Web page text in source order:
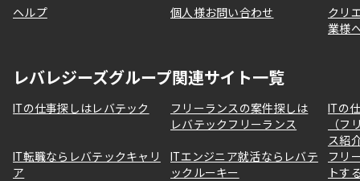
ヘルプ 個人様お問い合わせ
クリ
業様
レバレジーズグループ関連サイト一覧
ITの仕事探しはレバテック
フリーランスの案件探しは
レバテックフリーランス
ITの
（フ
ス紹
IT転職ならレバテックキャリ
ア
ITエンジニア就活ならレバテ
ックルーキー
フリ
トす